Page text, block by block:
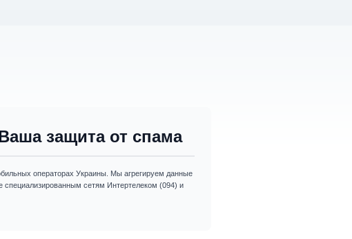
защита от спама
операторах Украины. Мы агрегируем данные
специализированным сетям Интертелеком (094) и